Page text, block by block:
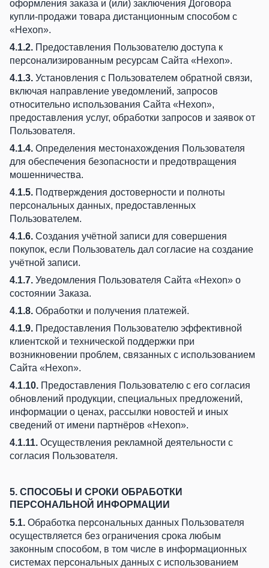
оформления заказа и (или) заключения Договора
купли-продажи товара дистанционным способом с
«Hexon».
4.1.2. Предоставления Пользователю доступа к
персонализированным ресурсам Сайта «Hexon».
4.1.3. Установления с Пользователем обратной связи,
включая направление уведомлений, запросов
относительно использования Сайта «Hexon»,
предоставления услуг, обработки запросов и заявок от
Пользователя.
4.1.4. Определения местонахождения Пользователя
для обеспечения безопасности и предотвращения
мошенничества.
4.1.5. Подтверждения достоверности и полноты
персональных данных, предоставленных
Пользователем.
4.1.6. Создания учётной записи для совершения
покупок, если Пользователь дал согласие на создание
учётной записи.
4.1.7. Уведомления Пользователя Сайта «Hexon» о
состоянии Заказа.
4.1.8. Обработки и получения платежей.
4.1.9. Предоставления Пользователю эффективной
клиентской и технической поддержки при
возникновении проблем, связанных с использованием
Сайта «Hexon».
4.1.10. Предоставления Пользователю с его согласия
обновлений продукции, специальных предложений,
информации о ценах, рассылки новостей и иных
сведений от имени партнёров «Hexon».
4.1.11. Осуществления рекламной деятельности с
согласия Пользователя.
5. СПОСОБЫ И СРОКИ ОБРАБОТКИ
ПЕРСОНАЛЬНОЙ ИНФОРМАЦИИ
5.1. Обработка персональных данных Пользователя
осуществляется без ограничения срока любым
законным способом, в том числе в информационных
системах персональных данных с использованием